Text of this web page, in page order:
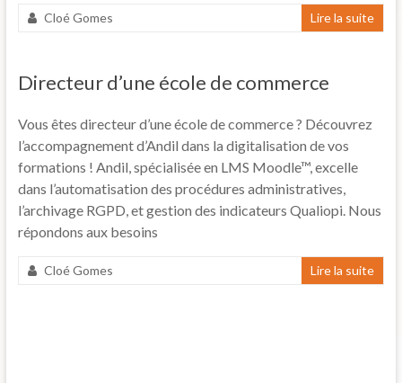
Cloé Gomes Lire la suite
Directeur d’une école de commerce
Vous êtes directeur d’une école de commerce ? Découvrez
l’accompagnement d’Andil dans la digitalisation de vos
formations ! Andil, spécialisée en LMS Moodle™, excelle
dans l’automatisation des procédures administratives,
l’archivage RGPD, et gestion des indicateurs Qualiopi. Nous
répondons aux besoins
Cloé Gomes Lire la suite